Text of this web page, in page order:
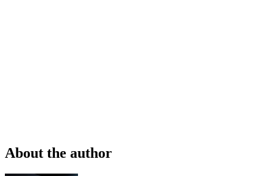
About the author